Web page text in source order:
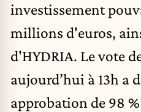
investissement
millions d'euros,
d'HYDRIA. Le vote
aujourd’hui à 13h a
approbation de 98